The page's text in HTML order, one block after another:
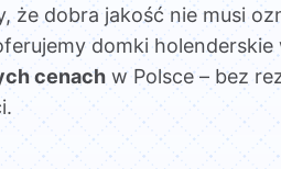
że dobra jakość nie musi
domki
cenach w Polsce – bez